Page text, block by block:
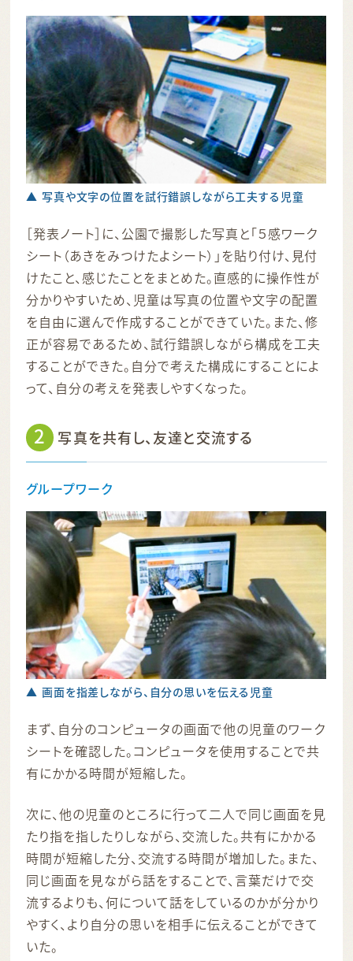
▲ 写真や文字の位置を試行錯誤しながら工夫する児童
［発表ノート］に、公園で撮影した写真と「５感ワーク
シート（あきをみつけたよシート）」を貼り付け、見付
けたこと、感じたことをまとめた。直感的に操作性が
分かりやすいため、児童は写真の位置や文字の配置
を自由に選んで作成することができていた。また、修
正が容易であるため、試行錯誤しながら構成を工夫
することができた。自分で考えた構成にすることによ
って、自分の考えを発表しやすくなった。
2 写真を共有し、友達と交流する
グループワーク
▲ 画面を指差しながら、自分の思いを伝える児童
まず、自分のコンピュータの画面で他の児童のワーク
シートを確認した。コンピュータを使用することで共
有にかかる時間が短縮した。
次に、他の児童のところに行って二人で同じ画面を見
たり指を指したりしながら、交流した。共有にかかる
時間が短縮した分、交流する時間が増加した。また、
同じ画面を見ながら話をすることで、言葉だけで交
流するよりも、何について話をしているのかが分かり
やすく、より自分の思いを相手に伝えることができて
いた。